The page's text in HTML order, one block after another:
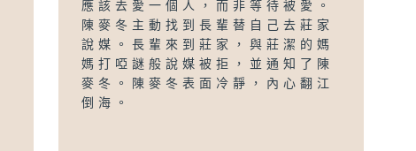
應該去愛一個人，而非等待被愛。
陳麥冬主動找到長輩替自己去莊家
說媒。長輩來到莊家，與莊潔的媽
媽打啞謎般說媒被拒，並通知了陳
麥冬。陳麥冬表面冷靜，內心翻江
倒海。